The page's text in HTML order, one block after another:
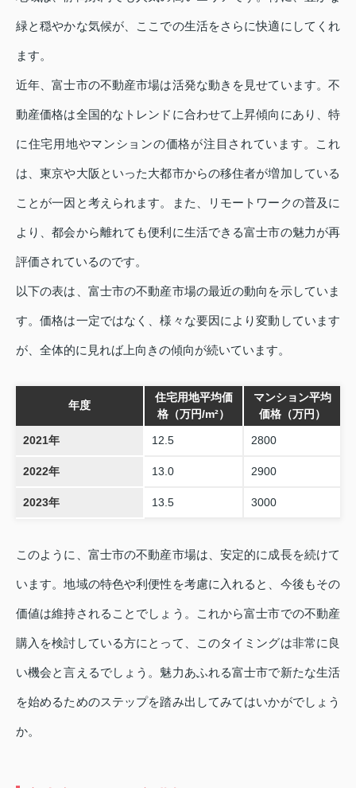
緑と穏やかな気候が、ここでの生活をさらに快適にしてくれ
ます。
近年、富士市の不動産市場は活発な動きを見せています。不
動産価格は全国的なトレンドに合わせて上昇傾向にあり、特
に住宅用地やマンションの価格が注目されています。これ
は、東京や大阪といった大都市からの移住者が増加している
ことが一因と考えられます。また、リモートワークの普及に
より、都会から離れても便利に生活できる富士市の魅力が再
評価されているのです。
以下の表は、富士市の不動産市場の最近の動向を示していま
す。価格は一定ではなく、様々な要因により変動しています
が、全体的に見れば上向きの傾向が続いています。
年度
住宅用地平均価
格（万円/m²）
マンション平均
価格（万円）
2021年 12.5 2800
2022年 13.0 2900
2023年 13.5 3000
このように、富士市の不動産市場は、安定的に成長を続けて
います。地域の特色や利便性を考慮に入れると、今後もその
価値は維持されることでしょう。これから富士市での不動産
購入を検討している方にとって、このタイミングは非常に良
い機会と言えるでしょう。魅力あふれる富士市で新たな生活
を始めるためのステップを踏み出してみてはいかがでしょう
か。